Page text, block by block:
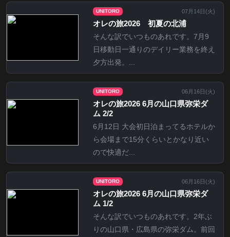
UNITORO 07月14日(火)
オレの旅2026 初夏の北浦
そんな訳でいつものあれです。7月9
日移動日一通りのデイリー業務を終え
夕方出発。...
UNITORO 06月16日(火)
オレの旅2026 6月の山口県弥栄ダ
ム 2/2
6月12日 大会初日泊まってるホテルか
ら会場まで15分くらいとかなり近い
ので快適だ...
UNITORO 06月16日(火)
オレの旅2026 6月の山口県弥栄ダ
ム 1/2
そんな訳でいつものあれです。2年ぶ
りの山口県・広島県の弥栄ダム。前回